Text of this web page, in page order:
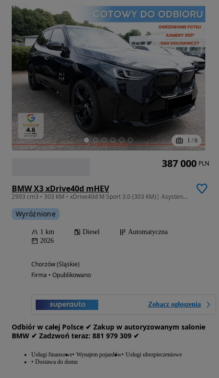
1 / 6
BMW X3 xDrive40d mHEV
2993 cm3 • 303 KM • xDrive40d M Sport 3.0 (303 KM)| Asystent parkowania Plus
Wyróżnione
1 km Diesel
Automatyczna
2026
Chorzów (Śląskie)
Firma • Opublikowano
Zobacz ogłoszenia
Odbiór w całej Polsce ✔ Zakup w autoryzowanym salonie
BMW ✔ Zadzwoń teraz: 881‎ 979‎ 309 ✔
Usługi finansowe Wynajem pojazdów Usługi ubezpieczeniowe
Dostawa do domu
387 000 PLN